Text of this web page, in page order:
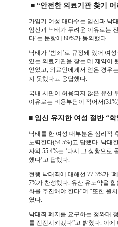
■ “안전한 의료기관 찾기 어
가임기 여성 대다수는 임신과 낙
임신과 낙태가 두려운 이유로는
다’는 문항에 80%가 동의했다.
낙태가 ‘범죄’로 규정돼 있어 여
있는 의료기관을 찾는 데 제약이
얻었고, 의료인에게서 얻은 경우
지 못했다고 응답했다.
국내 시판이 허용되지 않은 유산
이유로는 비용부담이 적어서
■ 임신 유지한 여성 절반 “학
낙태를 한 여성 대부분은 심리적
노력한다(54.5%)고 답했다. 낙태
자의 55.4%는 ‘다시 그 상황으로
했다’고 답했다.
현행 낙태죄에 대해선 77.3%가 ‘
7%가 찬성했다. 유산 유도약을
화를 추진해야 한다”며 “또한 원
였다.
낙태죄 폐지를 요구하는 청와대
를 진전시키겠다”고 밝혔다. 이